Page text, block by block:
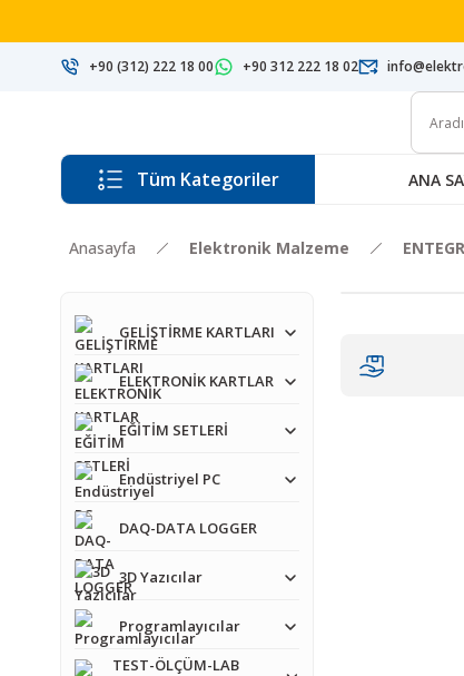
+90 (312) 222 18 00 +90 312 222 18 02
Tüm Kategoriler ANA
Anasayfa Elektronik Malzeme
GELİŞTİRME KARTLARI
ELEKTRONİK KARTLAR
EĞİTİM SETLERİ
Endüstriyel PC
DAQ-DATA LOGGER
3D Yazıcılar
Programlayıcılar
TEST-ÖLÇÜM-LAB